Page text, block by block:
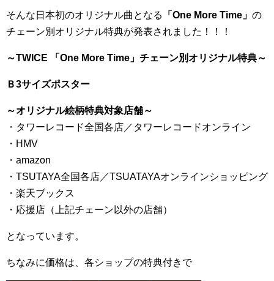
そんな日本初のオリジナル曲となる 「One More Time」 の
チェーン別オリジナル特典が発表されました！！！
～TWICE 「One More Time」チェーン別オリジナル特典～
Ｂ3サイズポスター
～オリジナル絵柄特典対象店舗～
・タワーレコード全国各店／タワーレコードオンライン
・HMV
・amazon
・TSUTAYA全国各店／TSUATAYAオンラインショッピング
・楽天ブックス
・応援店（上記チェーン以外の店舗）
となっています。
ちなみに価格は、各ショップの特典付きで